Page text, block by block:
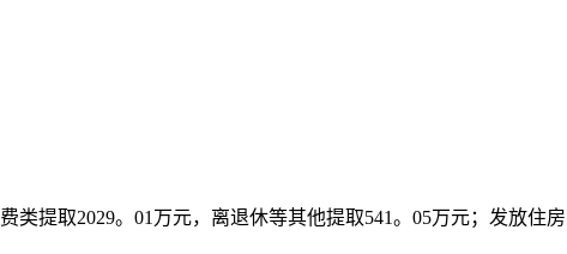
提取2029。01万元，离退休等其他提取541。05万元；发放住房